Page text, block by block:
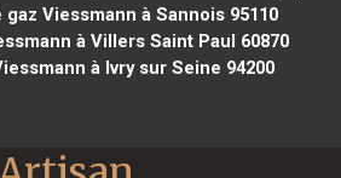
Viessmann à Sannois 95110
à Villers Saint Paul 60870
à Ivry sur Seine 94200